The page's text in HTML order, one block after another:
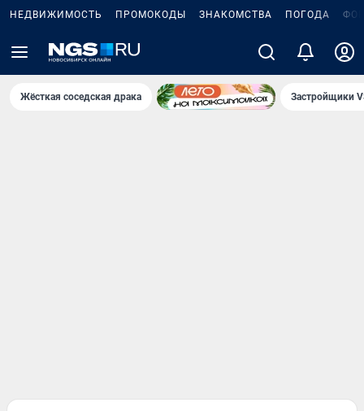
НЕДВИЖИМОСТЬ ПРОМОКОДЫ ЗНАКОМСТВА ПОГОДА
Жёсткая соседская драка Застройщики